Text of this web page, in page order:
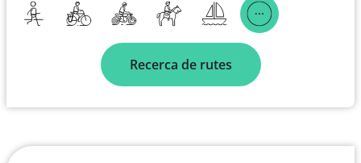
Recerca de rutes